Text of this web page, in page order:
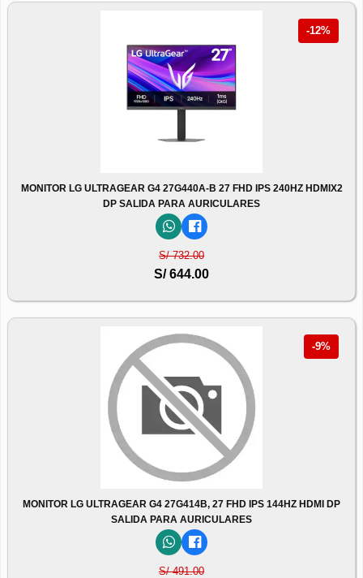
-12%
MONITOR LG ULTRAGEAR G4 27G440A-B 27 FHD IPS 240HZ HDMIX2
DP SALIDA PARA AURICULARES
S/ 732.00
S/ 644.00
-9%
MONITOR LG ULTRAGEAR G4 27G414B, 27 FHD IPS 144HZ HDMI DP
SALIDA PARA AURICULARES
S/ 491.00